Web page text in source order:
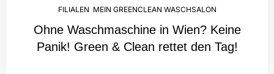
FILIALEN MEIN GREENCLEAN WASCHSALON
Ohne Waschmaschine in Wien? Keine
Panik! Green & Clean rettet den Tag!